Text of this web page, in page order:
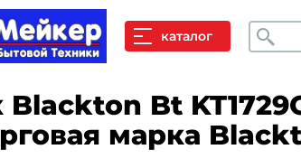
каталог Поиск
Bt
марка